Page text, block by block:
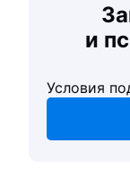
и
Условия